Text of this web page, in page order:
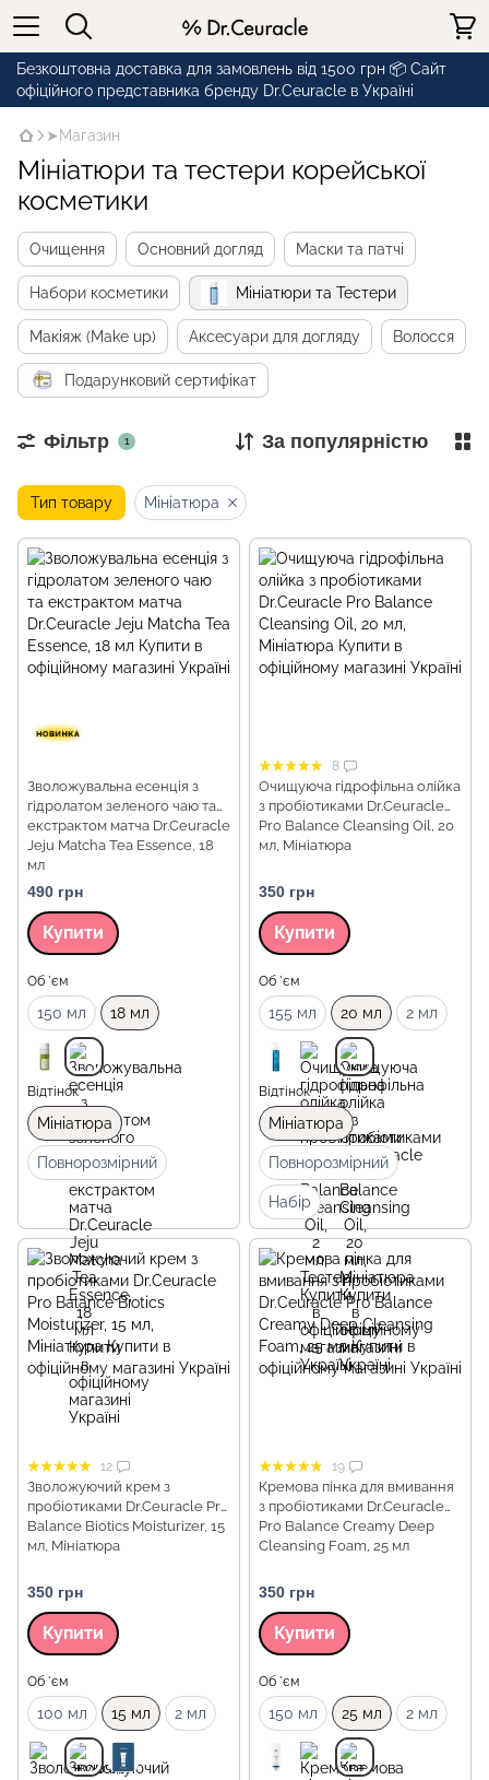
Безкоштовна доставка для замовлень від 1500 грн 📦 Сайт
офіційного представника бренду Dr.Ceuracle в Україні
➤Магазин
Мініатюри та тестери корейської
косметики
Очищення Основний догляд Маски та патчі
Набори косметики Мініатюри та Тестери
Макіяж (Make up) Аксесуари для догляду Волосся
Подарунковий сертифікат
Фільтр 1 За популярністю
Тип товару Мініатюра
Зволожувальна есенція з
гідролатом зеленого чаю та
екстрактом матча Dr.Ceuracle
Jeju Matcha Tea Essence, 18
мл
490 грн
Купити
Об `єм
150 мл 18 мл
Відтінок
Мініатюра
Повнорозмірний
8
Очищуюча гідрофільна олійка
з пробіотиками Dr.Ceuracle
Pro Balance Cleansing Oil, 20
мл, Мініатюра
350 грн
Купити
Об `єм
155 мл 20 мл 2 мл
Відтінок
Мініатюра
Повнорозмірний
Набір
12
Зволожуючий крем з
пробіотиками Dr.Ceuracle Pro
Balance Biotics Moisturizer, 15
мл, Мініатюра
350 грн
Купити
Об `єм
100 мл 15 мл 2 мл
19
Кремова пінка для вмивання
з пробіотиками Dr.Ceuracle
Pro Balance Creamy Deep
Cleansing Foam, 25 мл
350 грн
Купити
Об `єм
150 мл 25 мл 2 мл